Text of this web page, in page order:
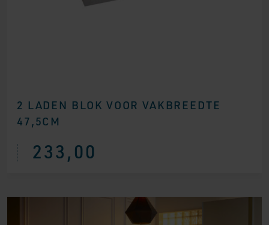
2 LADEN BLOK VOOR VAKBREEDTE
47,5CM
233,00